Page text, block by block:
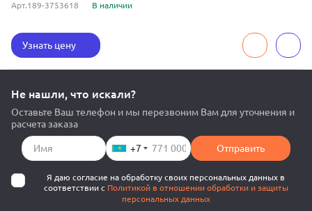
Арт.189-3753618 В наличии
Узнать цену
Не нашли, что искали?
Оставьте Ваш телефон и мы перезвоним Вам для уточнения и
расчета заказа
+7 Отправить
Я даю согласие на обработку своих персональных данных в
соответствии с Политикой в отношении обработки и защиты
персональных данных